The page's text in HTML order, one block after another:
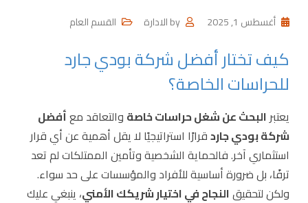
أغسطس 1, 2025 byالادارة القسم العام
كيف تختار أفضل شركة بودي جارد
للحراسات الخاصة؟
يعتبر البحث عن شغل حراسات خاصة والتعاقد معأفضل
شركة بودي جاردقرارًا استراتيجيًا لا يقل أهمية عن أي قرار
استثماري آخر. فالحماية الشخصية وتأمين الممتلكات لم تعد
ترفًا، بل ضرورة أساسية للأفراد والمؤسسات على حد سواء.
ولكن لتحقيقالنجاح في اختيار شريكك الأمني، ينبغي عليك